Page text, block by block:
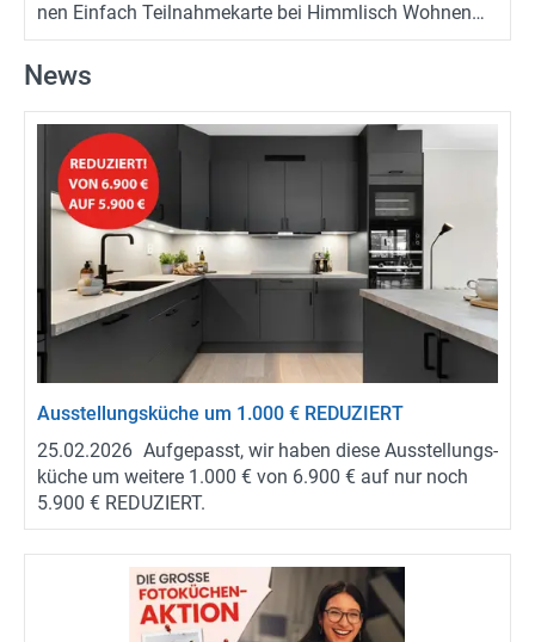
nen Ein­fach Teil­nah­me­kar­te bei Himm­lisch Woh­nen
aus­fül­len oder di­rekt On­line re­gis­trie­ren und mit etwas
Glück eine Küche oder Wohn­ein­rich­tung bei uns ge­win­
nen. Mit etwas Glück wird der Wohn­traum Wirk­lich­keit:
Ver­lost wird eine kom­plet­te Wohn- oder Kü­chen­ein­rich­
tung im Wert von bis zu 20.000 Euro. Der Ge­winn wird
ge­mein­sam mit Ein­rich­tungs­ex­per­ten in­di­vi­du­ell ge­
plant und auf die per­sön­li­chen Wün­sche sowie den
vor­han­de­nen Raum ab­ge­stimmt. So ent­steht ein maß­
ge­schnei­der­tes Wohn­kon­zept statt eines Stan­dard­ge­
winns. In­for­ma­tio­nen und Teil­nah­me­be­din­gun­gen
unter:www.traumraum-​gewinnspiel.de
News
Aus­stel­lungs­kü­che um 1.000 € RE­DU­ZIERT
25.02.2026 Auf­ge­passt, wir haben diese Aus­stel­lungs­
kü­che um wei­te­re 1.000 € von 6.900 € auf nur noch
5.900 € RE­DU­ZIERT.